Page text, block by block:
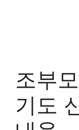
조부
기도